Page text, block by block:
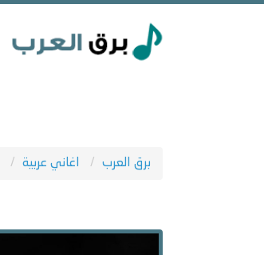
برق العرب اغاني عربية